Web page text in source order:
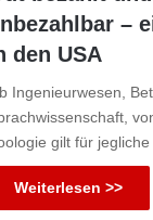
–
den USA
Ingenieurwesen,
gilt für
Weiterlesen >>